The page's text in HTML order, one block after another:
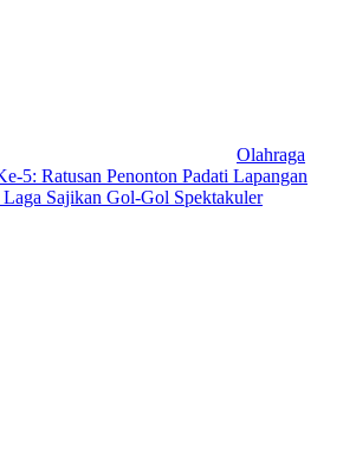
Olahraga
5: Ratusan Penonton Padati Lapangan
Sajikan Gol-Gol Spektakuler